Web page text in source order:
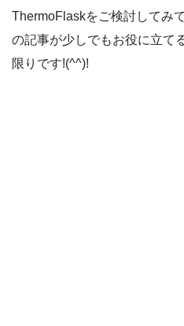
ThermoFlaskをご検討してみ
の記事が少しでもお役に立て
限りです!(^^)!